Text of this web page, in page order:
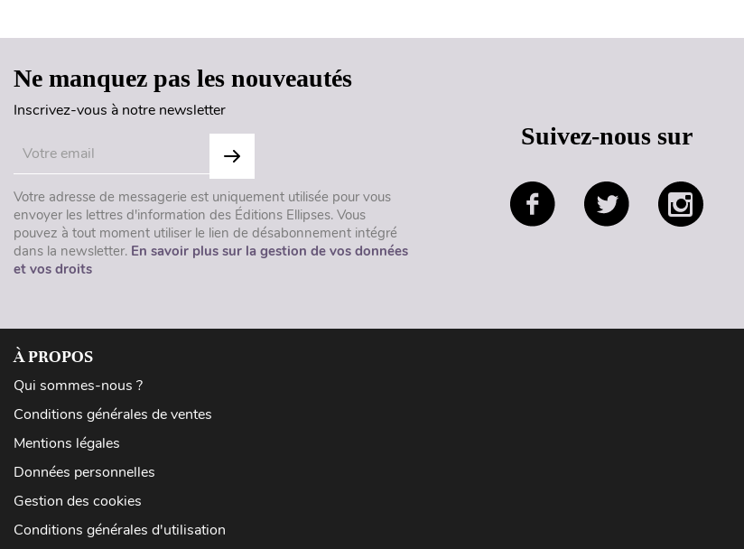
Ne manquez pas les nouveautés
Inscrivez-vous à notre newsletter
Votre adresse de messagerie est uniquement utilisée pour vous
envoyer les lettres d'information des Éditions Ellipses. Vous
pouvez à tout moment utiliser le lien de désabonnement intégré
dans la newsletter. En savoir plus sur la gestion de vos données
et vos droits
Suivez-nous sur
À PROPOS
Qui sommes-nous ?
Conditions générales de ventes
Mentions légales
Données personnelles
Gestion des cookies
Conditions générales d'utilisation